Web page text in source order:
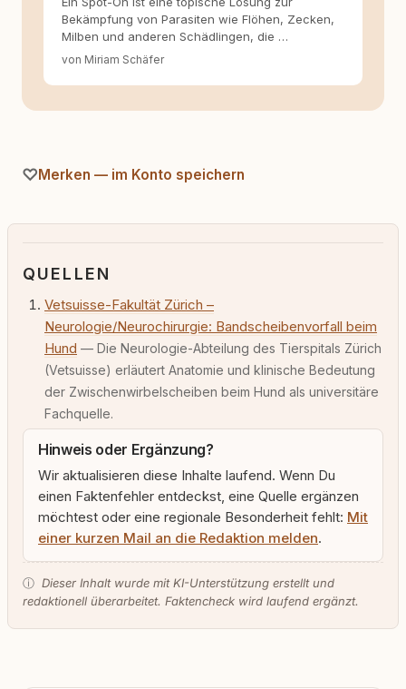
Bekämpfung von Parasiten wie Flöhen, Zecken,
Milben und anderen Schädlingen, die …
von Miriam Schäfer
Merken — im Konto speichern
QUELLEN
Vetsuisse-Fakultät Zürich –
Neurologie/Neurochirurgie: Bandscheibenvorfall beim
Hund — Die Neurologie-Abteilung des Tierspitals Zürich
(Vetsuisse) erläutert Anatomie und klinische Bedeutung
der Zwischenwirbelscheiben beim Hund als universitäre
Fachquelle.
Hinweis oder Ergänzung?
Wir aktualisieren diese Inhalte laufend. Wenn Du
einen Faktenfehler entdeckst, eine Quelle ergänzen
möchtest oder eine regionale Besonderheit fehlt: Mit
einer kurzen Mail an die Redaktion melden.
ⓘ Dieser Inhalt wurde mit KI-Unterstützung erstellt und
redaktionell überarbeitet. Faktencheck wird laufend ergänzt.